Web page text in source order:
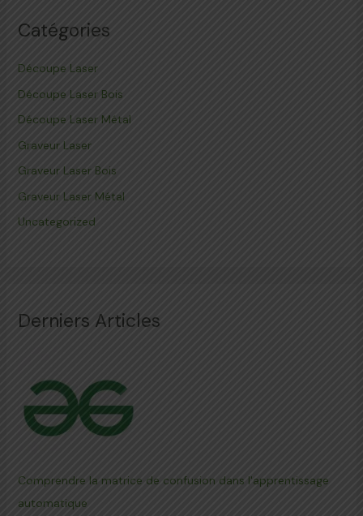
Catégories
Découpe Laser
Découpe Laser Bois
Découpe Laser Métal
Graveur Laser
Graveur Laser Bois
Graveur Laser Métal
Uncategorized
Derniers Articles
Comprendre la matrice de confusion dans l'apprentissage
automatique